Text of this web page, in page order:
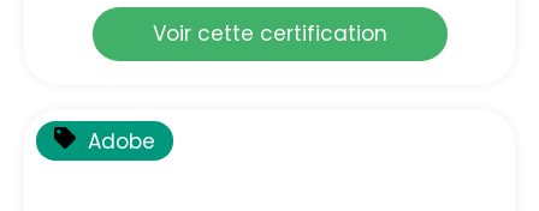
Voir cette certification
Adobe